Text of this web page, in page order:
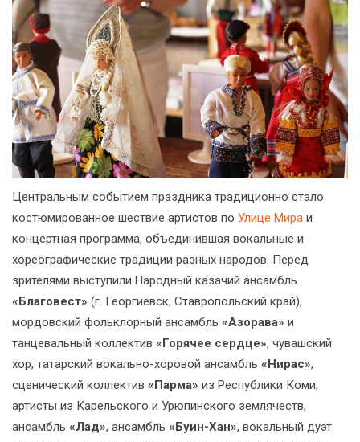
Центральным событием праздника традиционно стало
костюмированное шествие артистов по Улице Мира и
концертная программа, объединившая вокальные и
хореографические традиции разных народов. Перед
зрителями выступили Народный казачий ансамбль
«Благовест» (г. Георгиевск, Ставропольский край),
мордовский фольклорный ансамбль «Азорава» и
танцевальный коллектив «Горячее сердце», чувашский
хор, татарский вокально-хоровой ансамбль «Нирас»,
сценический коллектив «Парма» из Республики Коми,
артисты из Карельского и Урюпинского землячеств,
ансамбль «Лад», ансамбль «Буин-Хан», вокальный дуэт